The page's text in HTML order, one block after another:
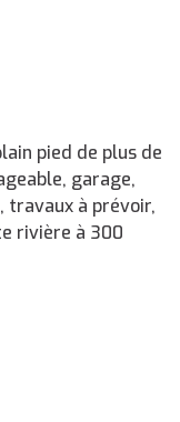
pied de plus de
garage,
travaux à prévoir,
rivière à 300